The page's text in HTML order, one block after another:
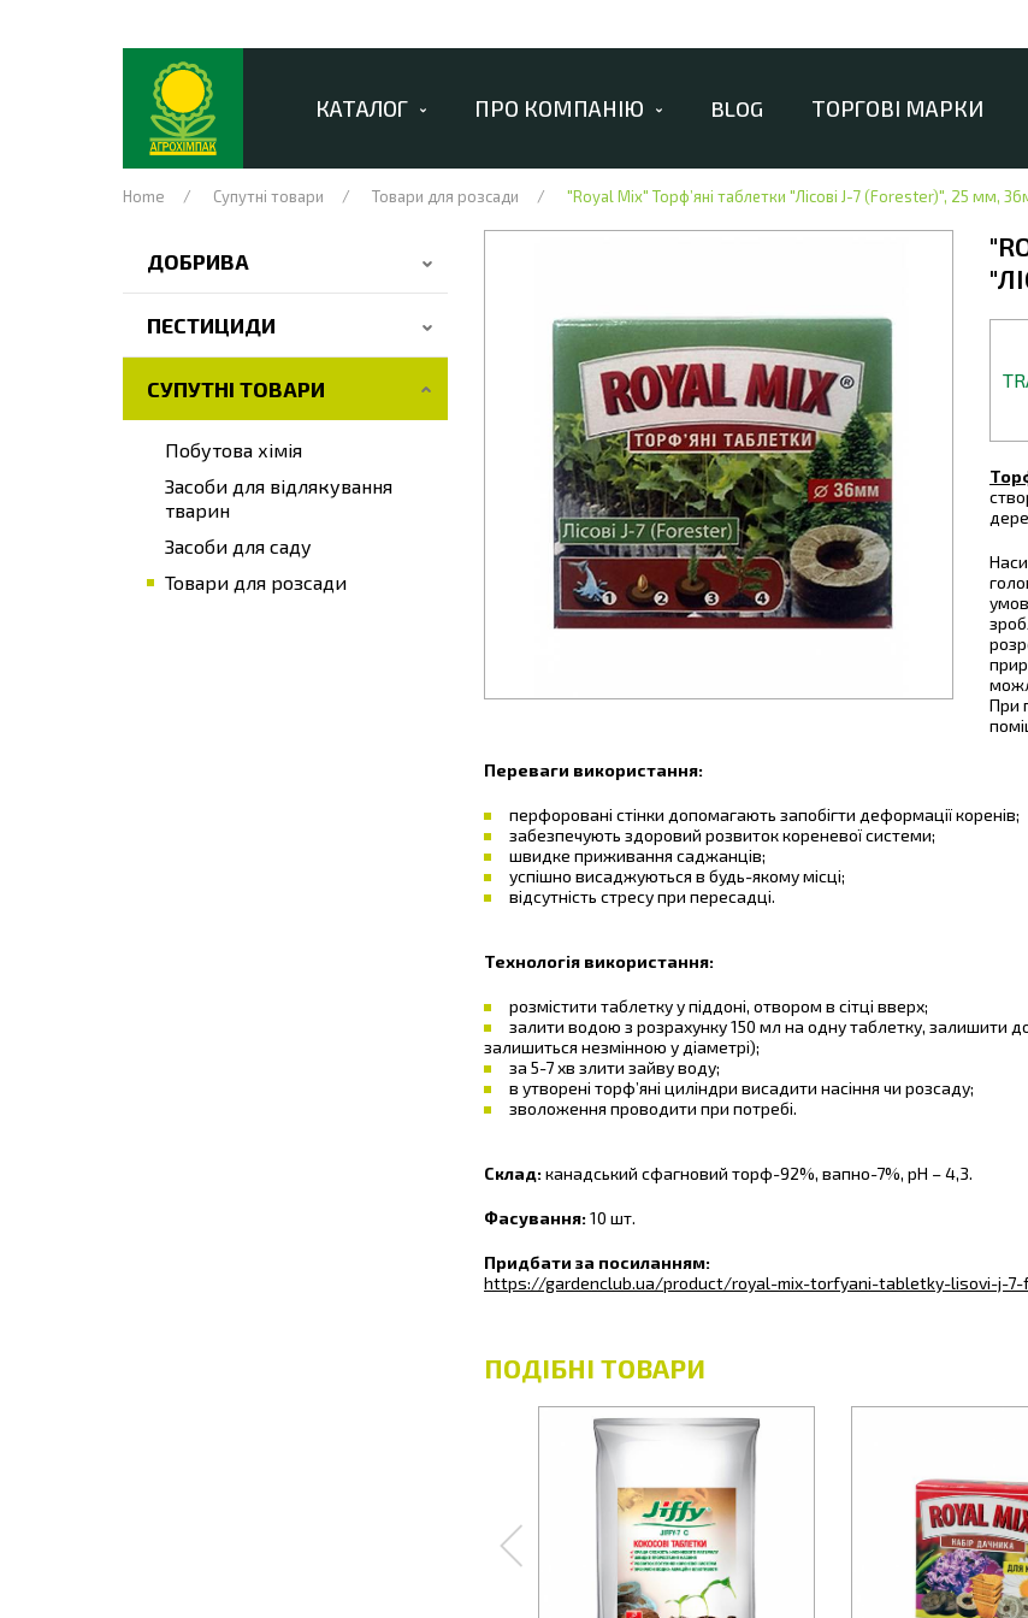
КАТАЛОГ ПРО КОМПАНІЮ BLOG ТОРГОВІ МАРКИ
Home Супутні товари Товари для розсади "Royal Mix" Торф’яні таблетки "Лісові J-7 (Forester)", 25 мм,
ДОБРИВА
ПЕСТИЦИДИ
СУПУТНІ ТОВАРИ
Побутова хімія
Засоби для відлякування
тварин
Засоби для саду
Товари для розсади
При
Переваги використання:
перфоровані стінки допомагають запобігти деформації коренів;
забезпечують здоровий розвиток кореневої системи;
швидке приживання саджанців;
успішно висаджуються в будь-якому місці;
відсутність стресу при пересадці.
Технологія використання:
розмістити таблетку у піддоні, отвором в сітці вверх;
залити водою з розрахунку 150 мл на одну таблетку, залишити
залишиться незмінною у діаметрі);
за 5-7 хв злити зайву воду;
в утворені торф’яні циліндри висадити насіння чи розсаду;
зволоження проводити при потребі.
Склад:канадський сфагновий торф-92%, вапно-7%, рН – 4,3.
Фасування:10 шт.
Придбати за посиланням:
https://gardenclub.ua/product/royal-mix-torfyani-tabletky-lisovi-j-
ПОДІБНІ ТОВАРИ